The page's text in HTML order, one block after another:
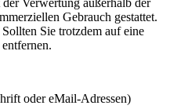
Gebrauch gestattet.
Sie trotzdem auf eine
oder eMail-Adressen)